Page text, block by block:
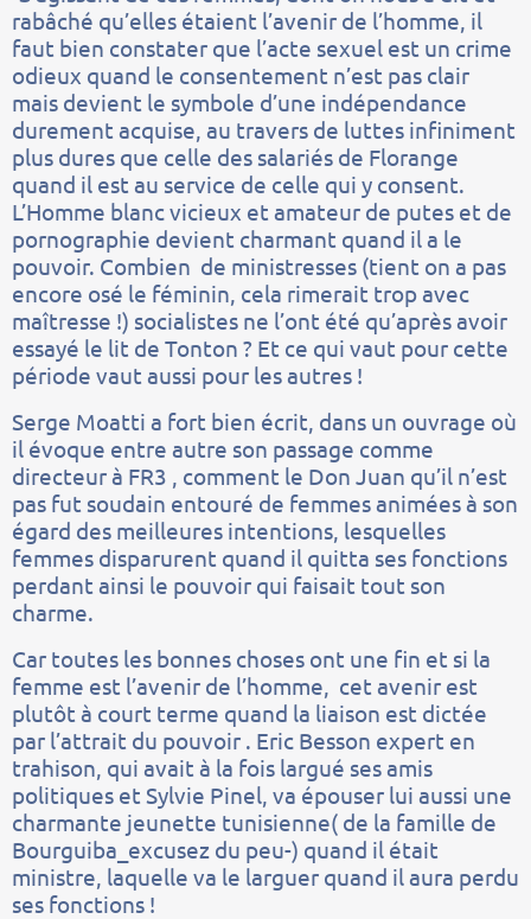
rabâché qu’elles étaient l’avenir de l’homme, il
faut bien constater que l’acte sexuel est un crime
odieux quand le consentement n’est pas clair
mais devient le symbole d’une indépendance
durement acquise, au travers de luttes infiniment
plus dures que celle des salariés de Florange
quand il est au service de celle qui y consent.
L’Homme blanc vicieux et amateur de putes et de
pornographie devient charmant quand il a le
pouvoir. Combien de ministresses (tient on a pas
encore osé le féminin, cela rimerait trop avec
maîtresse !) socialistes ne l’ont été qu’après avoir
essayé le lit de Tonton ? Et ce qui vaut pour cette
période vaut aussi pour les autres !
Serge Moatti a fort bien écrit, dans un ouvrage où
il évoque entre autre son passage comme
directeur à FR3 , comment le Don Juan qu’il n’est
pas fut soudain entouré de femmes animées à son
égard des meilleures intentions, lesquelles
femmes disparurent quand il quitta ses fonctions
perdant ainsi le pouvoir qui faisait tout son
charme.
Car toutes les bonnes choses ont une fin et si la
femme est l’avenir de l’homme, cet avenir est
plutôt à court terme quand la liaison est dictée
par l’attrait du pouvoir . Eric Besson expert en
trahison, qui avait à la fois largué ses amis
politiques et Sylvie Pinel, va épouser lui aussi une
charmante jeunette tunisienne( de la famille de
Bourguiba_excusez du peu-) quand il était
ministre, laquelle va le larguer quand il aura perdu
ses fonctions !